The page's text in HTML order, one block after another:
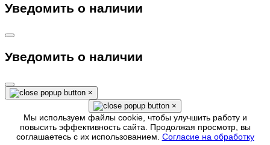
Уведомить о наличии
Уведомить о наличии
×
×
Мы используем файлы cookie, чтобы улучшить работу и
повысить эффективность сайта. Продолжая просмотр, вы
соглашаетесь с их использованием. Согласие на обработку